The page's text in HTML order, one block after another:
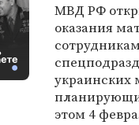
МВД РФ
оказания
украинских
этом 4